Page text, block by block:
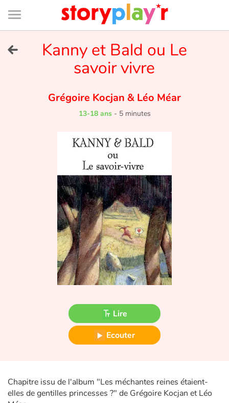
Connexion
Bibliothèque
de
page
Tester gratuitement
Contes d'ici et d'ailleurs
Fable, mythe, littérature et poésie
Princesses et princes, rois, reines et dragons
Ogres, monstres et sorcières
Héroïnes et héros
Écologie, nature, saisons
Voyage, épopée, enquête, aventure
Kanny et Bald ou Le
savoir vivre
Grégoire Kocjan & Léo Méar
13-18 ans- 5 minutes
Lire
Ecouter
Chapitre issu de l'album "Les méchantes reines étaient-
elles de gentilles princesses ?" de Grégoire Kocjan et Léo